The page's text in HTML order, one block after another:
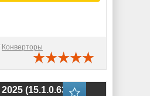
Конверторы
(15.1.0.635)